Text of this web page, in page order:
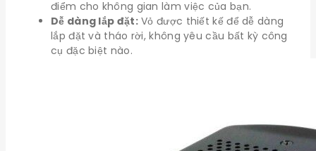
điểm cho không gian làm việc của bạn.
Dễ dàng lắp đặt:Vỏ được thiết kế để dễ dàng
lắp đặt và tháo rời, không yêu cầu bất kỳ công
cụ đặc biệt nào.